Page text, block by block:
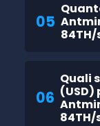
05
06
Quali
(USD)
84TH/